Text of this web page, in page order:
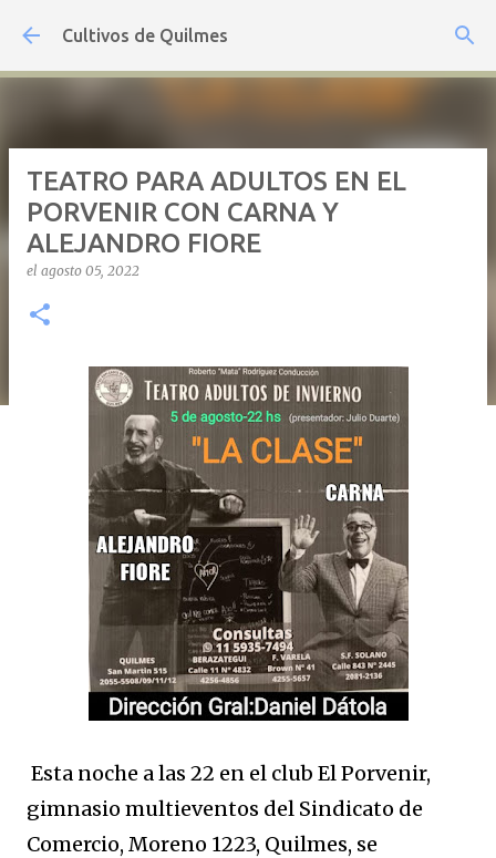
Ir al contenido principal
Cultivos de Quilmes
TEATRO PARA ADULTOS EN EL
PORVENIR CON CARNA Y
ALEJANDRO FIORE
el agosto 05, 2022
Esta noche a las 22 en el club El Porvenir,
gimnasio multieventos del Sindicato de
Comercio, Moreno 1223, Quilmes, se